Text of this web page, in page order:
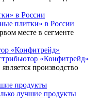
плитки» в России
месте в сегменте
«Конфитрейд»
производство
лучшие продукты